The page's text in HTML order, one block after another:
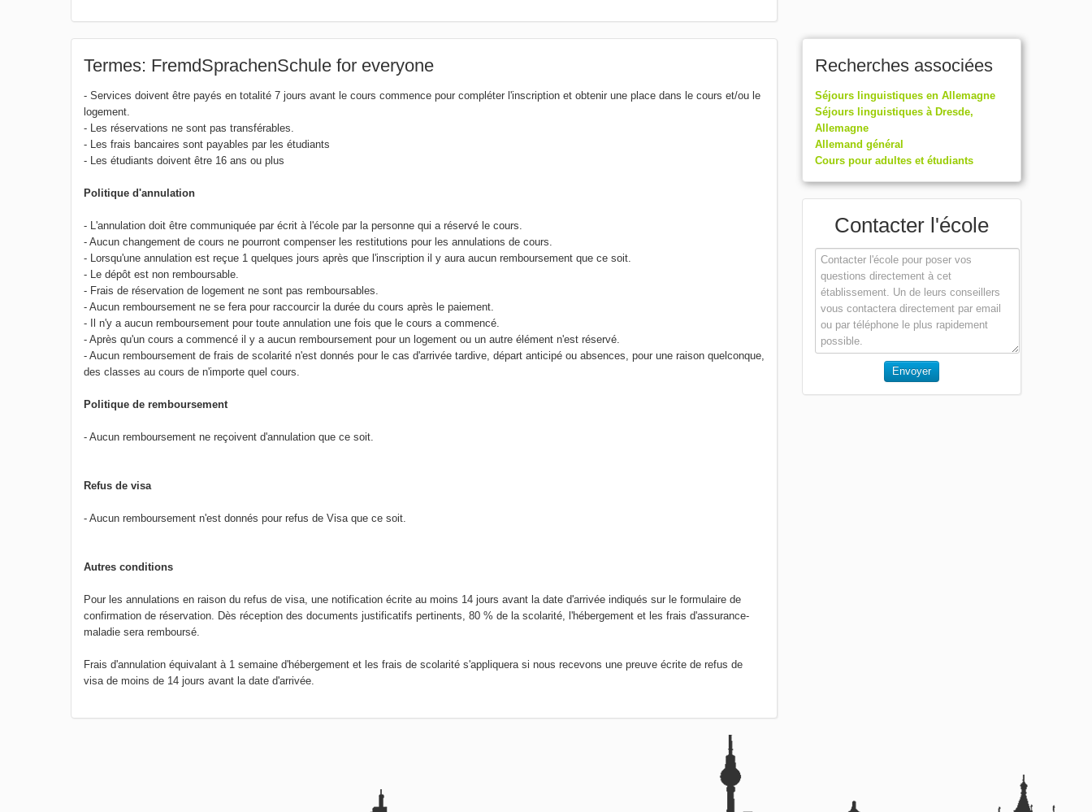
Termes: FremdSprachenSchule for everyone
- Services doivent être payés en totalité 7 jours avant le cours commence pour compléter l'inscription et obtenir une place dans le cours et/ou le
logement.
- Les réservations ne sont pas transférables.
- Les frais bancaires sont payables par les étudiants
- Les étudiants doivent être 16 ans ou plus
Politique d'annulation
- L'annulation doit être communiquée par écrit à l'école par la personne qui a réservé le cours.
- Aucun changement de cours ne pourront compenser les restitutions pour les annulations de cours.
- Lorsqu'une annulation est reçue 1 quelques jours après que l'inscription il y aura aucun remboursement que ce soit.
- Le dépôt est non remboursable.
- Frais de réservation de logement ne sont pas remboursables.
- Aucun remboursement ne se fera pour raccourcir la durée du cours après le paiement.
- Il n'y a aucun remboursement pour toute annulation une fois que le cours a commencé.
- Après qu'un cours a commencé il y a aucun remboursement pour un logement ou un autre élément n'est réservé.
- Aucun remboursement de frais de scolarité n'est donnés pour le cas d'arrivée tardive, départ anticipé ou absences, pour une raison quelconque,
des classes au cours de n'importe quel cours.
Politique de remboursement
- Aucun remboursement ne reçoivent d'annulation que ce soit.
Refus de visa
- Aucun remboursement n'est donnés pour refus de Visa que ce soit.
Autres conditions
Pour les annulations en raison du refus de visa, une notification écrite au moins 14 jours avant la date d'arrivée indiqués sur le formulaire de
confirmation de réservation. Dès réception des documents justificatifs pertinents, 80 % de la scolarité, l'hébergement et les frais d'assurance-
maladie sera remboursé.
Frais d'annulation équivalant à 1 semaine d'hébergement et les frais de scolarité s'appliquera si nous recevons une preuve écrite de refus de
visa de moins de 14 jours avant la date d'arrivée.
Recherches associées
Séjours linguistiques en Allemagne
Séjours linguistiques à Dresde,
Allemagne
Allemand général
Cours pour adultes et étudiants
Contacter l'école
Envoyer